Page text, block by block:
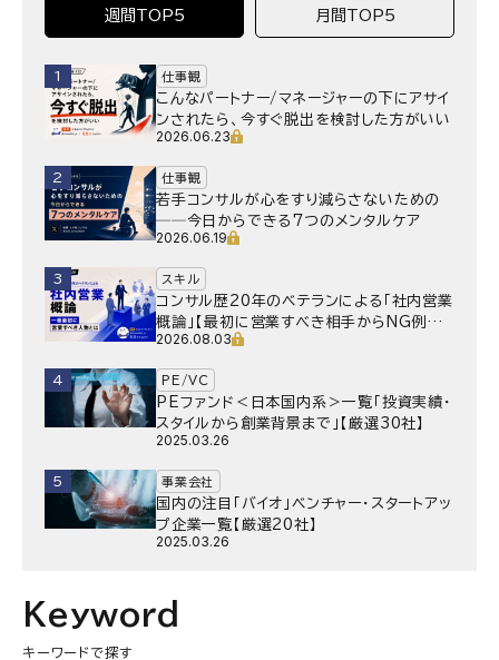
週間TOP5 月間TOP5
1 仕事観
こんなパートナー/マネージャーの下にアサイ
ンされたら、今すぐ脱出を検討した方がいい
2026.06.23
2 仕事観
若手コンサルが心をすり減らさないための
──今日からできる7つのメンタルケア
2026.06.19
3 スキル
コンサル歴20年のベテランによる「社内営業
概論」【最初に営業すべき相手からNG例ま
で】
2026.08.03
4 PE/VC
PEファンド＜日本国内系＞一覧「投資実績・
スタイルから創業背景まで」【厳選30社】
2025.03.26
5 事業会社
国内の注目「バイオ」ベンチャー・スタートアッ
プ企業一覧【厳選20社】
2025.03.26
Keyword
キーワードで探す